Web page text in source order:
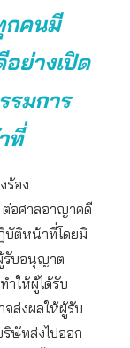
กคนมี
ย่างเปิด
รมการ
ที่
ร้อง
ต่อศาลอาญาคดี
บัติหน้าที่โดยมิ
รับอนุญาต
ำให้ผู้ได้รับ
จส่งผลให้ผู้รับ
ษัทส่งไปออก